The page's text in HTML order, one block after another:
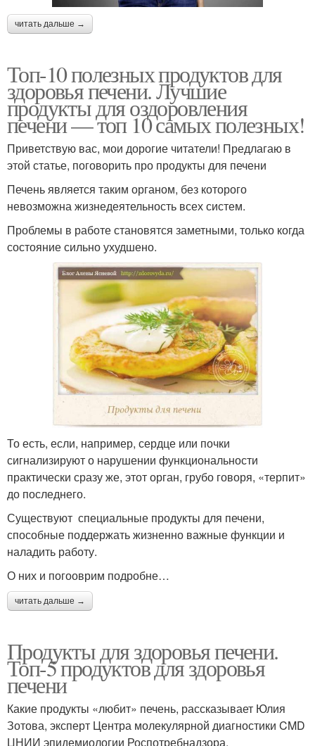
читать дальше →
Топ-10 полезных продуктов для
здоровья печени. Лучшие
продукты для оздоровления
печени — топ 10 самых полезных!
Приветствую вас, мои дорогие читатели! Предлагаю в
этой статье, поговорить про продукты для печени
Печень является таким органом, без которого
невозможна жизнедеятельность всех систем.
Проблемы в работе становятся заметными, только когда
состояние сильно ухудшено.
То есть, если, например, сердце или почки
сигнализируют о нарушении функциональности
практически сразу же, этот орган, грубо говоря, «терпит»
до последнего.
Существуют специальные продукты для печени,
способные поддержать жизненно важные функции и
наладить работу.
О них и погооврим подробне…
читать дальше →
Продукты для здоровья печени.
Топ-5 продуктов для здоровья
печени
Какие продукты «любит» печень, рассказывает Юлия
Зотова, эксперт Центра молекулярной диагностики CMD
ЦНИИ эпидемиологии Роспотребнадзора.